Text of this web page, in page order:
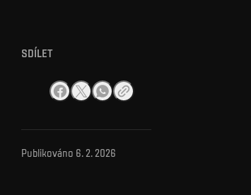
SDÍLET
Publikováno 6. 2. 2026